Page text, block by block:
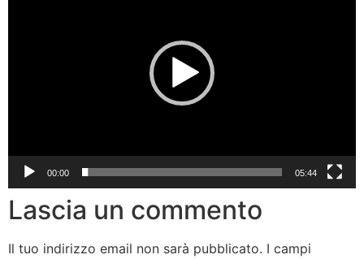
00:00 05:44
Lascia un commento
Il tuo indirizzo email non sarà pubblicato. I campi